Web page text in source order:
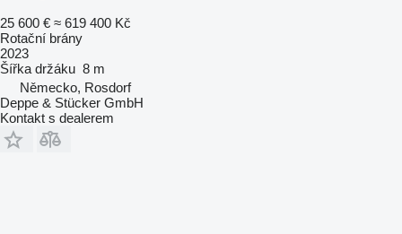
25 600 € ≈ 619 400 Kč
Rotační brány
2023
Šířka držáku 8 m
Německo, Rosdorf
Deppe & Stücker GmbH
Kontakt s dealerem